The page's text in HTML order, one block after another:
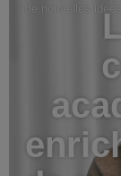
de nouvelles